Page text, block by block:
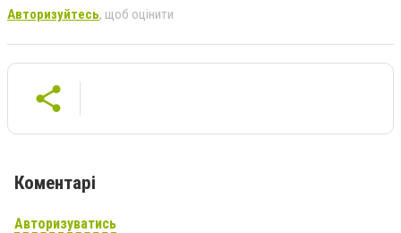
Авторизуйтесь, щоб оцінити
Коментарі
Авторизуватись